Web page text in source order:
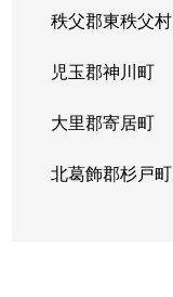
秩父郡東秩父村
児玉郡神川町
大里郡寄居町
北葛飾郡杉戸町